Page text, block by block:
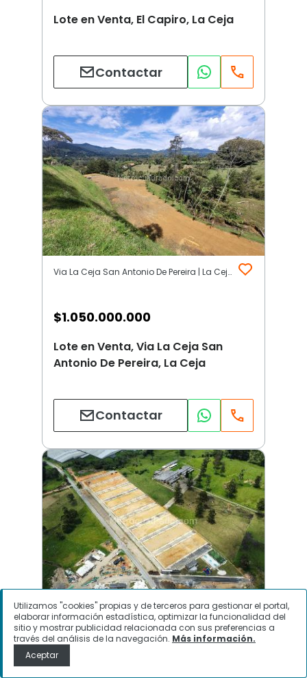
Lote en Venta, El Capiro, La Ceja
Contactar
Via La Ceja San Antonio De Pereira | La Ceja
$1.050.000.000
Lote en Venta, Via La Ceja San
Antonio De Pereira, La Ceja
Contactar
Urbano (La Ceja) | Otros | La Ceja
$
Utilizamos "cookies" propias y de terceros para gestionar el portal,
elaborar información estadística, optimizar la funcionalidad del
sitio y mostrar publicidad relacionada con sus preferencias a
través del análisis de la navegación. Más información.
Aceptar